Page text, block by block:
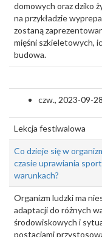
domowych oraz dziko
na przykładzie
zostaną
mięśni szkieletowych,
budowa.
czw., 2023-09-
Lekcja festiwalowa
Co dzieje się w
czasie uprawiania
warunkach?
Organizm ludzki ma
adaptacji do różnych
środowiskowych i
postaciami